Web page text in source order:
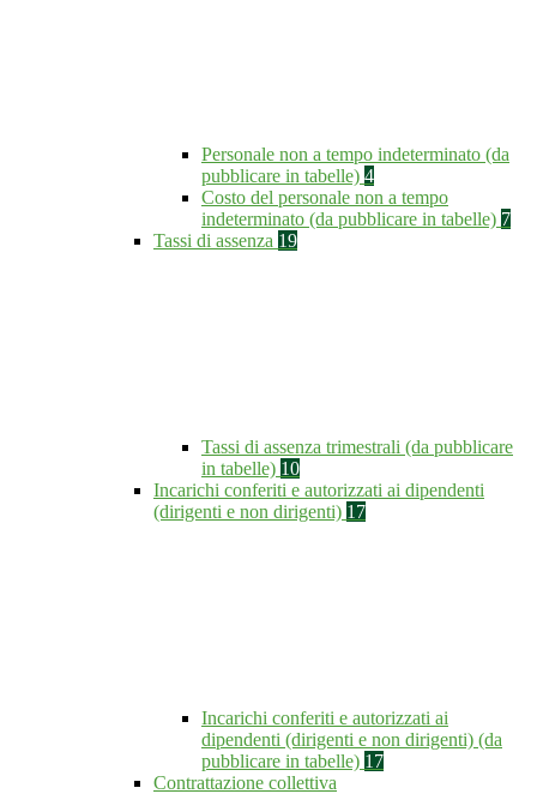
Personale non a tempo indeterminato (da
pubblicare in tabelle) 4
Costo del personale non a tempo
indeterminato (da pubblicare in tabelle) 7
Tassi di assenza 19
Tassi di assenza trimestrali (da pubblicare
in tabelle) 10
Incarichi conferiti e autorizzati ai dipendenti
(dirigenti e non dirigenti) 17
Incarichi conferiti e autorizzati ai
dipendenti (dirigenti e non dirigenti) (da
pubblicare in tabelle) 17
Contrattazione collettiva